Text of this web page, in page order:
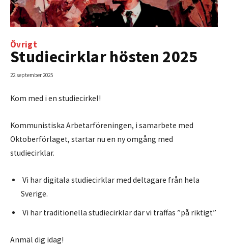
Övrigt
Studiecirklar hösten 2025
22 september 2025
Kom med i en studiecirkel!
Kommunistiska Arbetarföreningen, i samarbete med
Oktoberförlaget, startar nu en ny omgång med
studiecirklar.
Vi har digitala studiecirklar med deltagare från hela
Sverige.
Vi har traditionella studiecirklar där vi träffas ”på riktigt”
Anmäl dig idag!